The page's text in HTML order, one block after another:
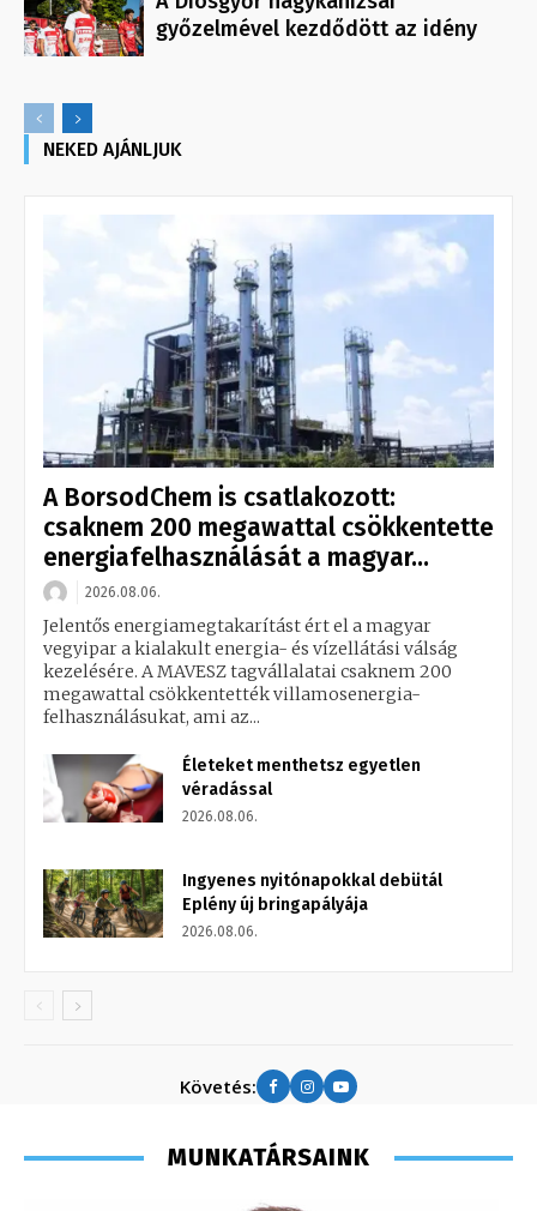
győzelmével kezdődött az idény
NEKED AJÁNLJUK
A BorsodChem is csatlakozott:
csaknem 200 megawattal csökkentette
energiafelhasználását a magyar...
2026.08.06.
Jelentős energiamegtakarítást ért el a magyar
vegyipar a kialakult energia- és vízellátási válság
kezelésére. A MAVESZ tagvállalatai csaknem 200
megawattal csökkentették villamosenergia-
felhasználásukat, ami az...
Életeket menthetsz egyetlen
véradással
2026.08.06.
Ingyenes nyitónapokkal debütál
Eplény új bringapályája
2026.08.06.
Követés:
MUNKATÁRSAINK